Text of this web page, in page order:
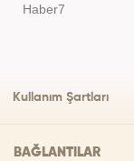
Haber7
Kullanım Şartları
BAĞLANTILAR